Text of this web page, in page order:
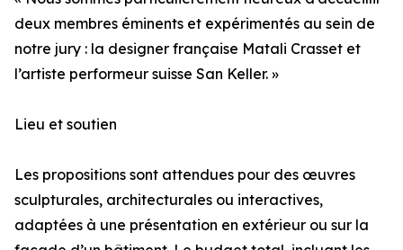
deux membres éminents et expérimentés au sein de
notre jury : la designer française Matali Crasset et
l’artiste performeur suisse San Keller. »
Lieu et soutien
Les propositions sont attendues pour des œuvres
sculpturales, architecturales ou interactives,
adaptées à une présentation en extérieur ou sur la